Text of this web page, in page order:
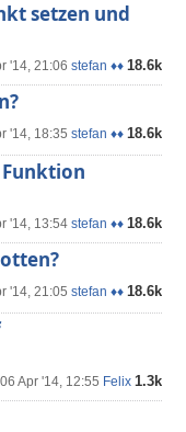
setzen und
'14, 21:06 stefan ♦♦ 18.6k
'14, 18:35 stefan ♦♦ 18.6k
'14, 13:54 stefan ♦♦ 18.6k
'14, 21:05 stefan ♦♦ 18.6k
06 Apr '14, 12:55 Felix 1.3k